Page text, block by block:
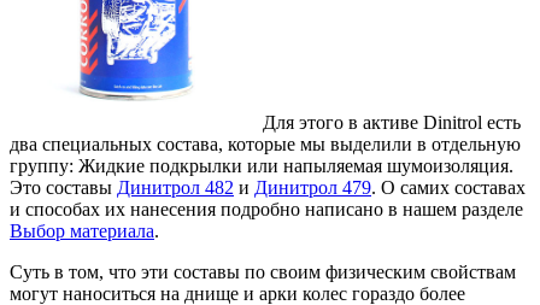
Для этого в активе Dinitrol есть
два специальных состава, которые мы выделили в отдельную
группу: Жидкие подкрылки или напыляемая шумоизоляция.
Это составы Динитрол 482 и Динитрол 479. О самих составах
и способах их нанесения подробно написано в нашем разделе
Выбор материала.
Суть в том, что эти составы по своим физическим свойствам
могут наноситься на днище и арки колес гораздо более